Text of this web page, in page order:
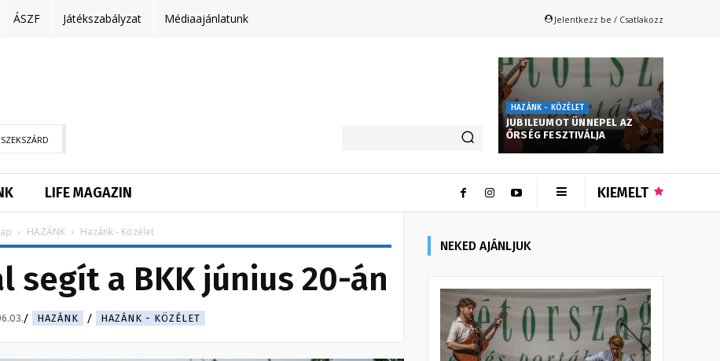
ÁSZF Játékszabályzat Médiaajánlatunk Jelentkezz be / Csatlakozz
SZEKSZÁRD
HAZÁNK - KÖZÉLET
JUBILEUMOT ÜNNEPEL AZ
ŐRSÉG FESZTIVÁLJA
LIFE MAGAZIN KIEMELT
HAZÁNK Hazánk - Közélet
segít a BKK június 20-án
HAZÁNK HAZÁNK - KÖZÉLET
NEKED AJÁNLJUK